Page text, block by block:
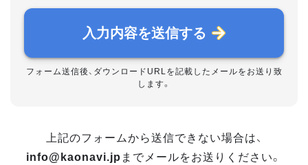
入力内容を送信する
フォーム送信後、ダウンロードURLを記載したメールをお送り致
します。
上記のフォームから送信できない場合は、
info@kaonavi.jp までメールをお送りください。